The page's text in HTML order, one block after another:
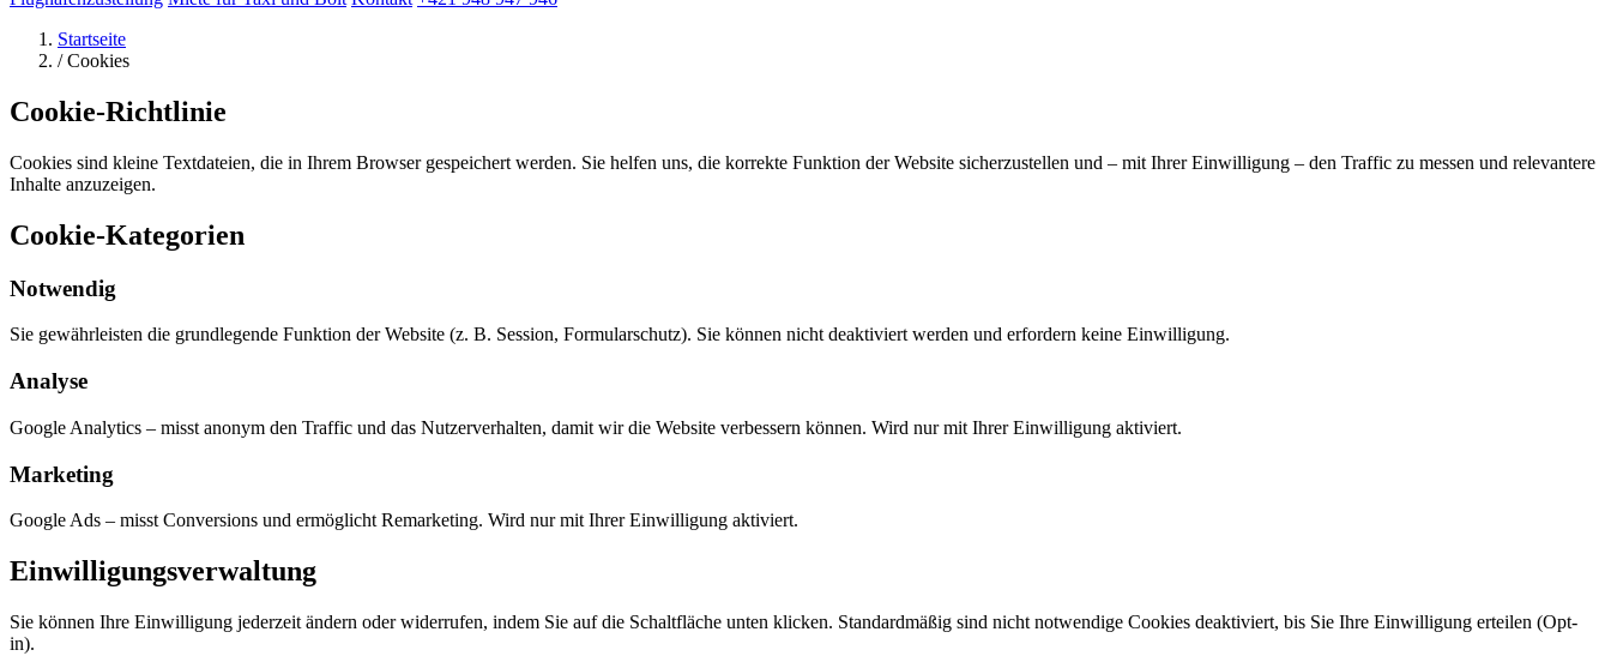
Startseite
/ Cookies
Cookie-Richtlinie
Cookies sind kleine Textdateien, die in Ihrem Browser gespeichert werden. Sie helfen uns, die korrekte Funktion der Website sicherzustellen und – mit Ihrer Einwilligung – den Traffic zu messen und relevantere
Inhalte anzuzeigen.
Cookie-Kategorien
Notwendig
Sie gewährleisten die grundlegende Funktion der Website (z. B. Session, Formularschutz). Sie können nicht deaktiviert werden und erfordern keine Einwilligung.
Analyse
Google Analytics – misst anonym den Traffic und das Nutzerverhalten, damit wir die Website verbessern können. Wird nur mit Ihrer Einwilligung aktiviert.
Marketing
Google Ads – misst Conversions und ermöglicht Remarketing. Wird nur mit Ihrer Einwilligung aktiviert.
Einwilligungsverwaltung
Sie können Ihre Einwilligung jederzeit ändern oder widerrufen, indem Sie auf die Schaltfläche unten klicken. Standardmäßig sind nicht notwendige Cookies deaktiviert, bis Sie Ihre Einwilligung erteilen (Opt-
in).